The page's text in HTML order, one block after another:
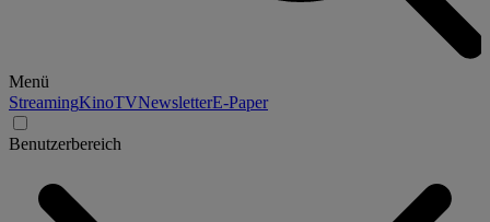
Menü
StreamingKinoTVNewsletterE-Paper
Benutzerbereich